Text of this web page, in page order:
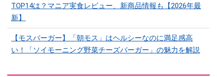
TOP14は？マニア実食レビュー、新商品情報も【2026年最
新】
【モスバーガー】「朝モス」はヘルシーなのに満足感高
い！「ソイモーニング野菜チーズバーガー」の魅力を解説